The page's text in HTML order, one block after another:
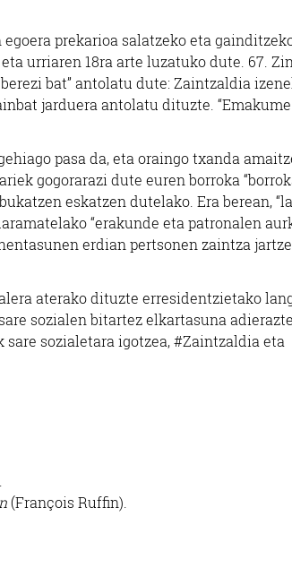
prekarioa salatzeko eta
urriaren 18ra arte luzatuko dute. 67.
bat” antolatu dute: Zaintzaldia
jarduera antolatu dituzte.
pasa da, eta oraingo txanda
gogorarazi dute euren borroka
eskatzen dutelako. Era berean,
“erakunde eta patronalen
erdian pertsonen zaintza
aterako dituzte erresidentzietako
sozialen bitartez elkartasuna
sozialetara igotzea, #Zaintzaldia eta
(François Ruffin).